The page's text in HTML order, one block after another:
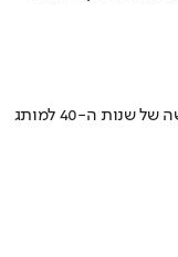
איך אסם הפכה את תקופת הצנע והמחסור הקשה של שנות ה-40 למותג